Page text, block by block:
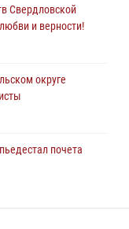
Свердловской
и верности!
округе
почета